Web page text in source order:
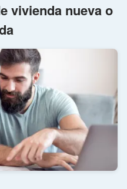
vivienda nueva o